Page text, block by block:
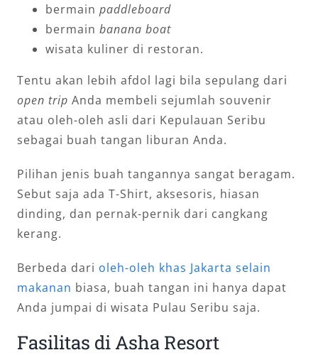
bermain paddleboard
bermain banana boat
wisata kuliner di restoran.
Tentu akan lebih afdol lagi bila sepulang dari
open trip Anda membeli sejumlah souvenir
atau oleh-oleh asli dari Kepulauan Seribu
sebagai buah tangan liburan Anda.
Pilihan jenis buah tangannya sangat beragam.
Sebut saja ada T-Shirt, aksesoris, hiasan
dinding, dan pernak-pernik dari cangkang
kerang.
Berbeda dari oleh-oleh khas Jakarta selain
makanan biasa, buah tangan ini hanya dapat
Anda jumpai di wisata Pulau Seribu saja.
Fasilitas di Asha Resort